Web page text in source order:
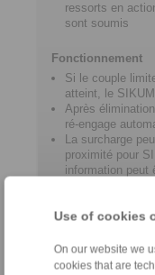
Use of cookies
On our website we
cookies that are
ressorts en
sont soumis
Fonctionnement
Si le couple
atteint, le
Après
ré-engage
La surcharge
proximité pour
information peut
Information